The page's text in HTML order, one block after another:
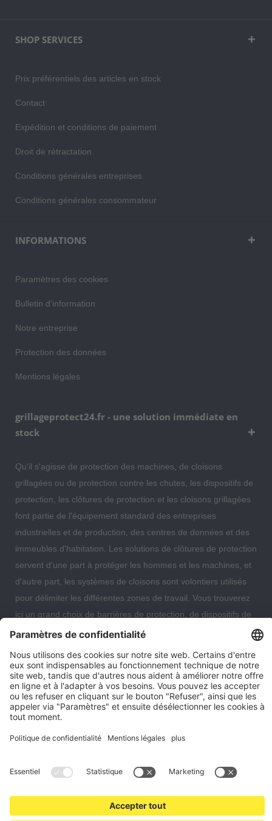
SHOP SERVICES
Prix préférentiels des articles en stock
Contact
Expédition et conditions de paiement
Droit de rétractation
Conditions générales entreprises
Conditions générales consommateur
INFORMATIONS
Paramètres des cookies
Bulletin d'information
Notre entreprise
Protection des données
Mentions légales
grillageprotect24.fr - une solution immédiate en
stock
Qu'il s'agisse de protection des machines, de cloisons
grillagées ou de protection contre les chutes, les dispositifs de
protection, les clôtures de protection et les cloisons grillagées
font partie de l'équipement standard des entreprises
industrielles et de production, des centres de données et des
immeubles d'habitation. Les solutions de clôtures de protection
servent d'une part à protéger les hommes et les machines, et
d'autre part, les systèmes de cloisons sont volontiers utilisés
pour délimiter les différentes zones de travail. Vous trouverez
ici un grand choix de barrières de protection, de dispositifs de
protection, de protections antichute et de cloisons grillagées
optimale votre entrepôt, votre centre de données ou même
votre immeuble d'habitation.
Paramètres des cookies Notre entreprise
Contact
Expédition et conditions de paiement
Mentions légales
offres peuvent être modifiées. Jusqu'à épuisement des stocks.